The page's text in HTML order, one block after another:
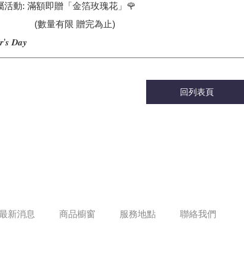
活動: 滿額即贈「金箔玫瑰花」🌹
限 贈完為止)
𝑫𝒂𝒚
回列表頁
新消息 商品櫥窗 服務地點 聯絡我們